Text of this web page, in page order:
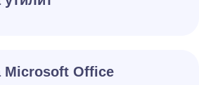
Microsoft Office